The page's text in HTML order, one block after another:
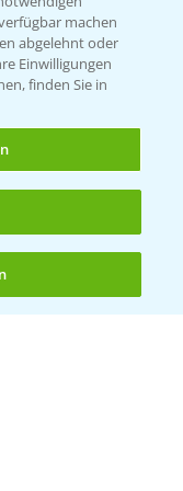
machen
abgelehnt oder
Einwilligungen
finden Sie in